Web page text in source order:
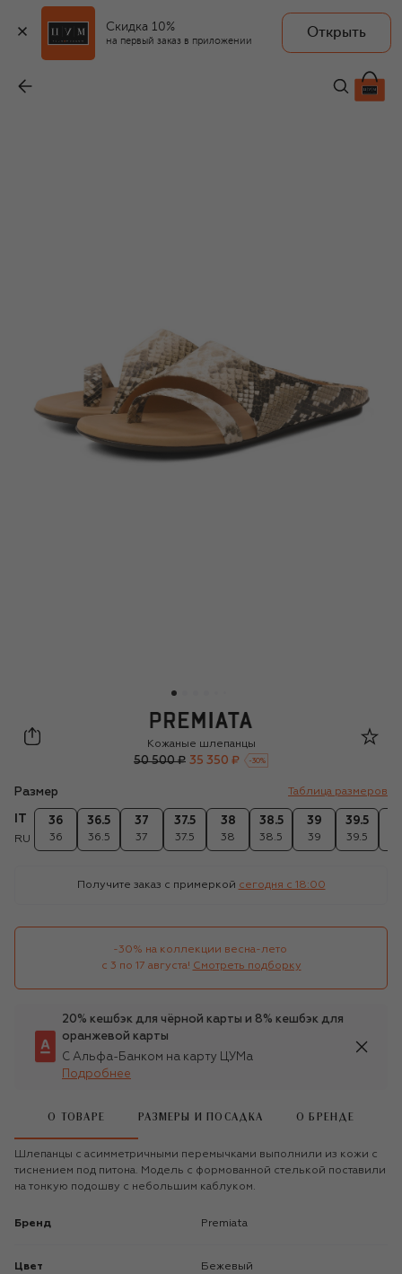
Скидка 10%
на первый заказ в приложении
Открыть
35 350 ₽
Premiata
Кожаные шлепанцы
50 500 ₽ 35 350 ₽ -30%
Размер Таблица размеров
RU
36
36
36.5
36.5
37
37
37.5
37.5
38
38
38.5
38.5
39
39
39.5
39.5
Получите заказ с примеркой сегодня c 18:00
-30% на коллекции весна-лето
с 3 по 17 августа! Смотреть подборку
20% кешбэк для чёрной карты и 8% кешбэк для
оранжевой карты
С Альфа-Банком на карту ЦУМа
Подробнее
О ТОВАРЕ РАЗМЕРЫ И ПОСАДКА О БРЕНДЕ
Шлепанцы с асимметричными перемычками выполнили из кожи с
тиснением под питона. Модель с формованной стелькой поставили
на тонкую подошву с небольшим каблуком.
Бренд Premiata
Цвет Бежевый